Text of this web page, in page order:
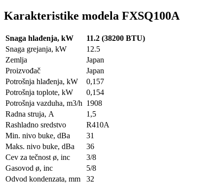
Karakteristike modela FXSQ100A
Snaga hlađenja, kW
11.2 (38200 BTU)
Snaga grejanja, kW
12.5
Zemlja
Japan
Proizvođač
Japan
Potrošnja hlađenja, kW
0,157
Potrošnja toplote, kW
0,154
Potrošnja vazduha, m3/h 1908
Radna struja, А
1,5
Rashladno sredstvo
R410A
Min. nivo buke, dBa
31
Maks. nivo buke, dBa
36
Cev za tečnost ø, inc
3/8
Gasovod ø, inc
5/8
Odvod kondenzata, mm
32